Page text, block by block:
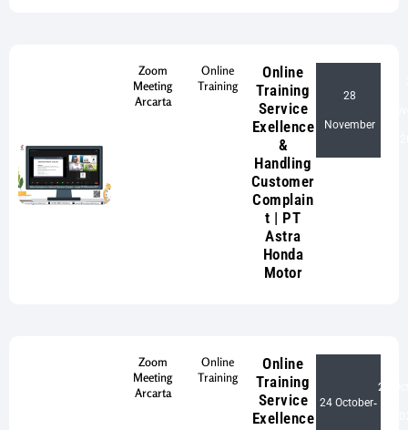
Zoom
Meeting
Arcarta
Online
Training
Online
Training
Service
Exellence
&
Handling
Customer
Complain
t | PT
Astra
Honda
Motor
28
November
Zoom
Meeting
Arcarta
Online
Training
Online
Training
Service
Exellence
24 October-
25